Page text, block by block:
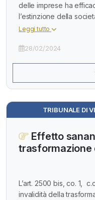
delle imprese ha
l’estinzione della
Leggi tutto
28/02/2024
TRIBUNALE DI
Effetto
trasformazione
L’art. 2500 bis, co. 1,
invalidità della